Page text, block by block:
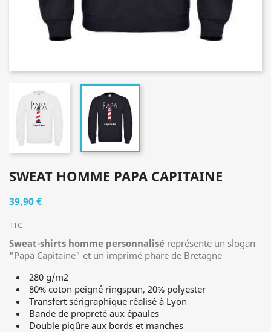
SWEAT HOMME PAPA CAPITAINE
39,90 €
TTC
Sweat-shirts homme personnalisé représente un slogan
"Papa Capitaine" et un imprimé phare de Bretagne
280 g/m2
80% coton peigné ringspun, 20% polyester
Transfert sérigraphique réalisé à Lyon
Bande de propreté aux épaules
Double piqûre aux bords et manches